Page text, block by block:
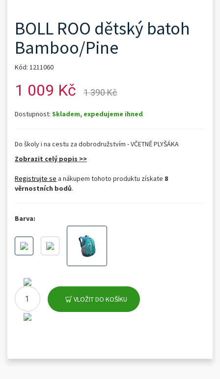
BOLL ROO dětský batoh
Bamboo/Pine
Kód: 1211060
1 009 Kč 1 390 Kč
Dostupnost: Skladem, expedujeme ihned
Do školy i na cestu za dobrodružstvím - VČETNĚ PLYŠÁKA
Zobrazit celý popis >>
Registrujte se a nákupem tohoto produktu získate 8
věrnostních bodů.
Barva:
VLOŽIT DO KOŠÍKU